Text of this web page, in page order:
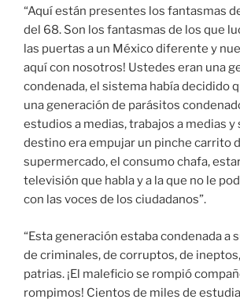
“Aquí están presentes los fantasmas
del 68. Son los fantasmas de los que
las puertas a un México diferente y
aquí con nosotros! Ustedes eran una
condenada, el sistema había decidido
una generación de parásitos
estudios a medias, trabajos a medias y
destino era empujar un pinche carrito
supermercado, el consumo chafa,
televisión que habla y a la que no le
con las voces de los ciudadanos”.
“Esta generación estaba condenada a
de criminales, de corruptos, de
patrias. ¡El maleficio se rompió
rompimos! Cientos de miles de